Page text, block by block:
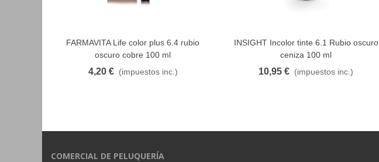
FAVORITO
FARMAVITA Life color plus 6.4 rubio
oscuro cobre 100 ml
4,20 € (impuestos inc.)
FAVORITO
INSIGHT Incolor tinte 6.1 Rubio oscuro
ceniza 100 ml
10,95 € (impuestos inc.)
COMERCIAL DE PELUQUERÍA